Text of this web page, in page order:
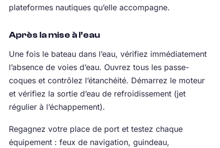
plateformes nautiques qu’elle accompagne.
Après la mise à l’eau
Une fois le bateau dans l’eau, vérifiez immédiatement
l’absence de voies d’eau. Ouvrez tous les passe-
coques et contrôlez l’étanchéité. Démarrez le moteur
et vérifiez la sortie d’eau de refroidissement (jet
régulier à l’échappement).
Regagnez votre place de port et testez chaque
équipement : feux de navigation, guindeau,